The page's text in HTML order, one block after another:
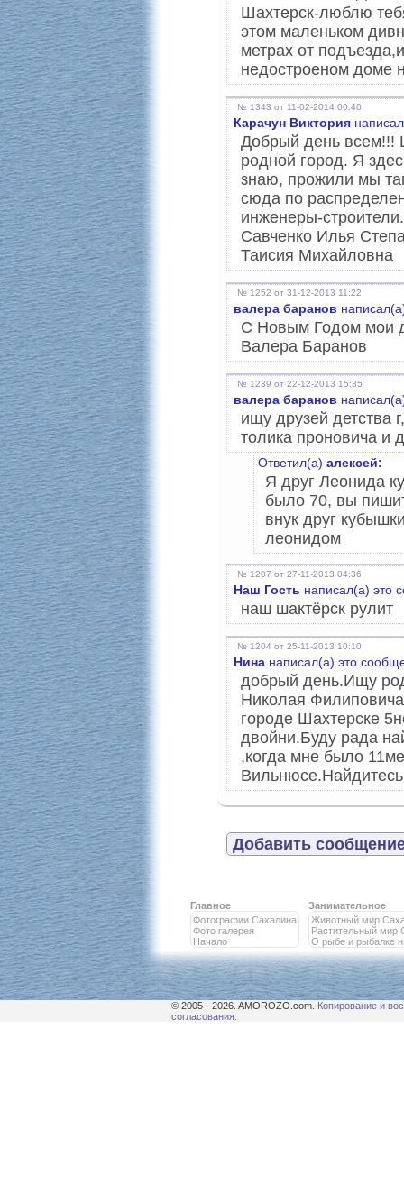
Шахтерск-люблю
этом маленьком
метрах от
недостроеном доме
№ 1343 от 11-02-2014 00:40
Карачун Виктория
Добрый день всем!!!
родной город. Я
знаю, прожили мы
сюда по
инженеры-
Савченко Илья
Таисия Михайловна
№ 1252 от 31-12-2013 11:22
валера баранов
С Новым Годом мои
Валера Баранов
№ 1239 от 22-12-2013 15:35
валера баранов
ищу друзей детства
толика проновича и
Ответил(а) алексей:
Я друг Леонида
было 70, вы
внук друг
леонидом
№ 1207 от 27-11-2013 04:36
Наш Гость написал(а) это
наш шактёрск рулит
№ 1204 от 25-11-2013 10:10
Нина написал(а) это
добрый день.Ищу
Николая
городе Шахтерске
двойни.Буду рада
,когда мне было
Добавить
Главное
Фотографии Сахалина
Фото галерея
Начало
Занимательное
Животный мир
Растительный мир
О рыбе и рыбалке
© 2005 - 2026. AMOROZO.com. Копирование и
согласования.